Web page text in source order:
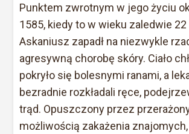
Punktem zwrotnym w jego życiu
1585, kiedy to w wieku zaledwie 22
Askaniusz zapadł na niezwykle
agresywną chorobę skóry. Ciało
pokryło się bolesnymi ranami, a
bezradnie rozkładali ręce,
trąd. Opuszczony przez
możliwością zakażenia